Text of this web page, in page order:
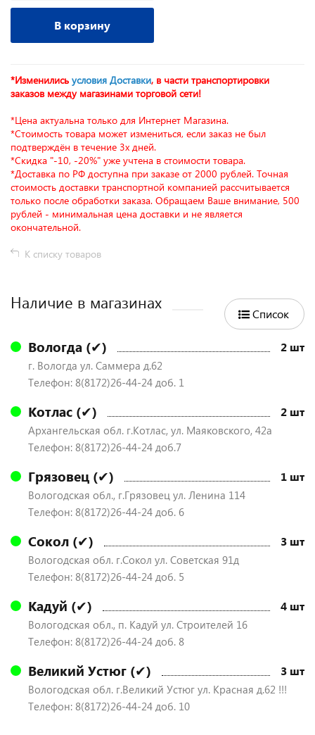
В корзину
*Изменились условия Доставки, в части транспортировки
заказов между магазинами торговой сети!
*Цена актуальна только для Интернет Магазина.
*Стоимость товара может измениться, если заказ не был
подтверждён в течение 3х дней.
*Скидка "-10, -20%" уже учтена в стоимости товара.
*Доставка по РФ доступна при заказе от 2000 рублей. Точная
стоимость доставки транспортной компанией рассчитывается
только после обработки заказа. Обращаем Ваше внимание, 500
рублей - минимальная цена доставки и не является
окончательной.
К списку товаров
Наличие в магазинах
Список
Вологда (✔) 2 шт
г. Вологда ул. Саммера д.62
Телефон: 8(8172)26-44-24 доб. 1
Котлас (✔) 2 шт
Архангельская обл. г.Котлас, ул. Маяковского, 42а
Телефон: 8(8172)26-44-24 доб.7
Грязовец (✔) 1 шт
Вологодская обл., г.Грязовец ул. Ленина 114
Телефон: 8(8172)26-44-24 доб. 6
Сокол (✔) 3 шт
Вологодская обл. г.Сокол ул. Советская 91д
Телефон: 8(8172)26-44-24 доб. 5
Кадуй (✔) 4 шт
Вологодская обл., п. Кадуй ул. Строителей 16
Телефон: 8(8172)26-44-24 доб. 8
Великий Устюг (✔) 3 шт
Вологодская обл. г.Великий Устюг ул. Красная д.62 !!!
Телефон: 8(8172)26-44-24 доб. 10